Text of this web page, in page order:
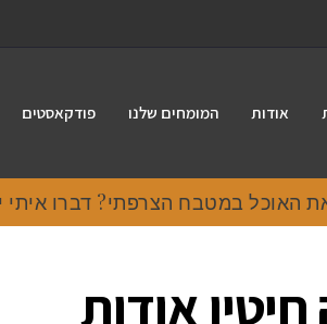
אודות המומחים שלנו פודקאסטים
במטבח הצרפתי? דברו איתי יהודית
אודות